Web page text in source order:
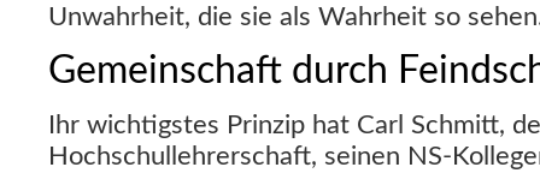
Unwahrheit, die sie als Wahrheit so
Gemeinschaft durch
Ihr wichtigstes Prinzip hat Carl Schmitt,
Hochschullehrerschaft, seinen NS-